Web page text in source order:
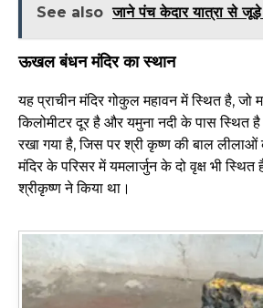
See also जाने पंच केदार यात्रा से जूड़े
ऊखल बंधन मंदिर का स्थान
यह प्राचीन मंदिर गोकुल महावन में स्थित है,
किलोमीटर दूर है और यमुना नदी के पास
रखा गया है, जिस पर श्री कृष्ण की बाल लीलाओं
मंदिर के परिसर में यमलार्जुन के दो वृक्ष भी स्थित
श्रीकृष्ण ने किया था।